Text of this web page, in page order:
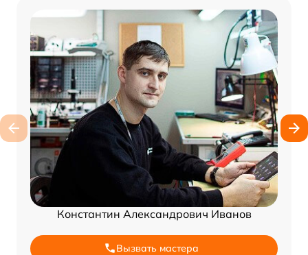
Константин Александрович Иванов
Вызвать мастера